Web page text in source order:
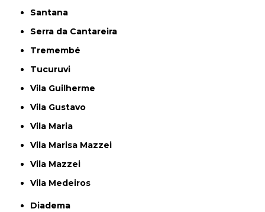
Santana
Serra da Cantareira
Tremembé
Tucuruvi
Vila Guilherme
Vila Gustavo
Vila Maria
Vila Marisa Mazzei
Vila Mazzei
Vila Medeiros
Diadema